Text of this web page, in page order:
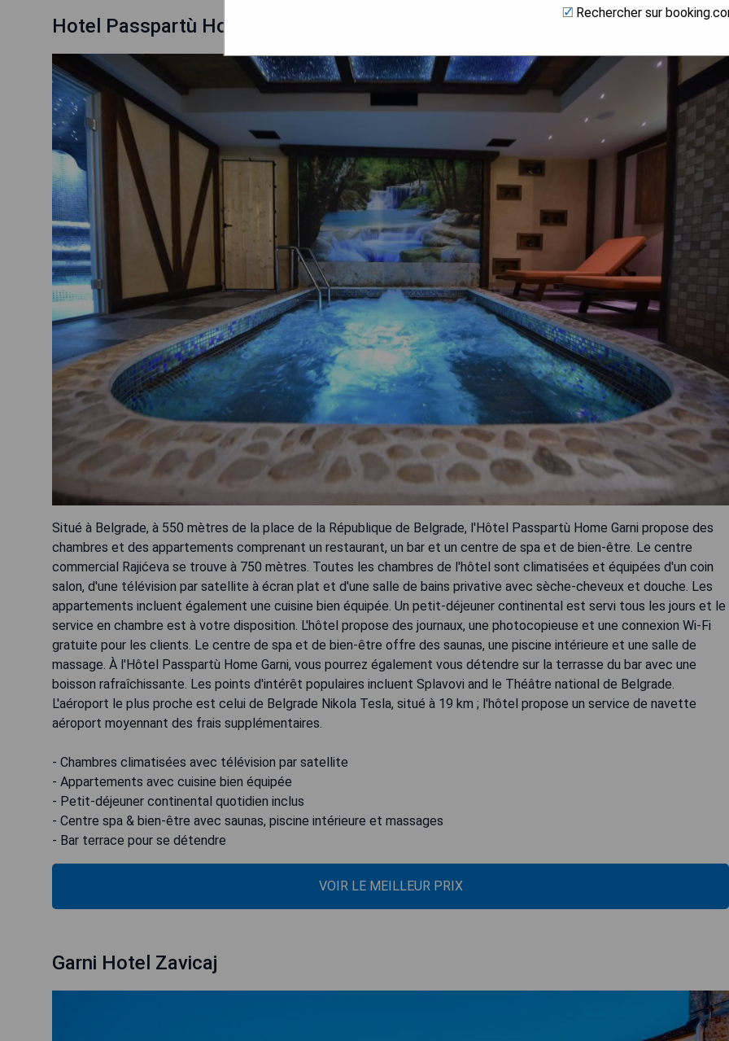
Hotel Passpartù Home Garni
Situé à Belgrade, à 550 mètres de la place de la République de Belgrade, l'Hôtel Passpartù Home Garni propose des
chambres et des appartements comprenant un restaurant, un bar et un centre de spa et de bien-être. Le centre
commercial Rajićeva se trouve à 750 mètres. Toutes les chambres de l'hôtel sont climatisées et équipées d'un coin
salon, d'une télévision par satellite à écran plat et d'une salle de bains privative avec sèche-cheveux et douche. Les
appartements incluent également une cuisine bien équipée. Un petit-déjeuner continental est servi tous les jours et le
service en chambre est à votre disposition. L'hôtel propose des journaux, une photocopieuse et une connexion Wi-Fi
gratuite pour les clients. Le centre de spa et de bien-être offre des saunas, une piscine intérieure et une salle de
massage. À l'Hôtel Passpartù Home Garni, vous pourrez également vous détendre sur la terrasse du bar avec une
boisson rafraîchissante. Les points d'intérêt populaires incluent Splavovi and le Théâtre national de Belgrade.
L'aéroport le plus proche est celui de Belgrade Nikola Tesla, situé à 19 km ; l'hôtel propose un service de navette
aéroport moyennant des frais supplémentaires.
- Chambres climatisées avec télévision par satellite
- Appartements avec cuisine bien équipée
- Petit-déjeuner continental quotidien inclus
- Centre spa & bien-être avec saunas, piscine intérieure et massages
- Bar terrace pour se détendre
VOIR LE MEILLEUR PRIX
Garni Hotel Zavicaj
Rechercher sur